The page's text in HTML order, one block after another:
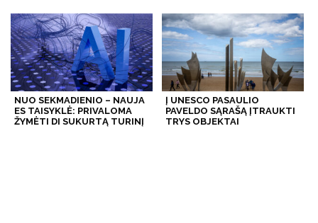
NUO SEKMADIENIO – NAUJA
ES TAISYKLĖ: PRIVALOMA
ŽYMĖTI DI SUKURTĄ TURINĮ
Į UNESCO PASAULIO
PAVELDO SĄRAŠĄ ĮTRAUKTI
TRYS OBJEKTAI